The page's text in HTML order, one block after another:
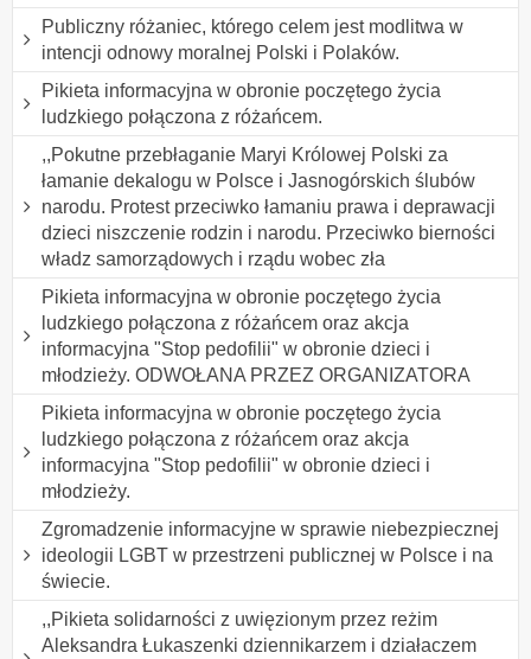
Publiczny różaniec, którego celem jest modlitwa w
intencji odnowy moralnej Polski i Polaków.
Pikieta informacyjna w obronie poczętego życia
ludzkiego połączona z różańcem.
,,Pokutne przebłaganie Maryi Królowej Polski za
łamanie dekalogu w Polsce i Jasnogórskich ślubów
narodu. Protest przeciwko łamaniu prawa i deprawacji
dzieci niszczenie rodzin i narodu. Przeciwko bierności
władz samorządowych i rządu wobec zła
Pikieta informacyjna w obronie poczętego życia
ludzkiego połączona z różańcem oraz akcja
informacyjna "Stop pedofilii" w obronie dzieci i
młodzieży. ODWOŁANA PRZEZ ORGANIZATORA
Pikieta informacyjna w obronie poczętego życia
ludzkiego połączona z różańcem oraz akcja
informacyjna "Stop pedofilii" w obronie dzieci i
młodzieży.
Zgromadzenie informacyjne w sprawie niebezpiecznej
ideologii LGBT w przestrzeni publicznej w Polsce i na
świecie.
,,Pikieta solidarności z uwięzionym przez reżim
Aleksandra Łukaszenki dziennikarzem i działaczem